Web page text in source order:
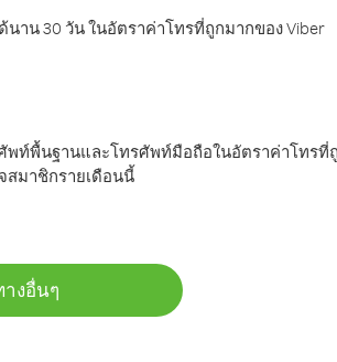
าน 30 วัน ในอัตราค่าโทรที่ถูกมากของ Viber
พท์พื้นฐานและโทรศัพท์มือถือในอัตราค่าโทรที่
มาชิกรายเดือนนี้
งอื่นๆ